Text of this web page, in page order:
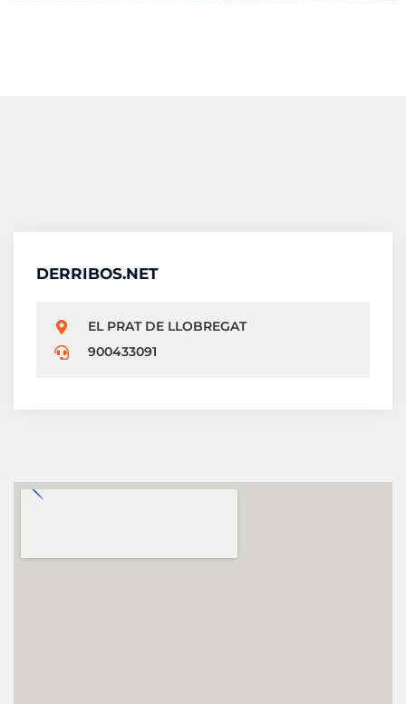
DERRIBOS.NET
EL PRAT DE LLOBREGAT
900433091